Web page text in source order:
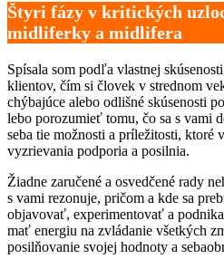
Štyri fázy v kritických
midliferky a midlifera
Spísala som podľa vlastnej
klientov, čím si človek v strednom
chýbajúce alebo odlišné skúsenosti
lebo porozumieť tomu, čo sa s vami
seba tie možnosti a príležitosti, ktoré
vyzrievania podporia a posilnia.
Žiadne zaručené a osvedčené rady
s vami rezonuje, pričom a kde sa
objavovať, experimentovať a
mať energiu na zvládanie všetkých
posilňovanie svojej hodnoty a